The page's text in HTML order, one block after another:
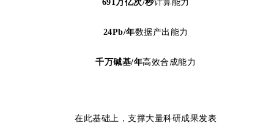
691万亿次/秒计算能力
24Pb/年数据产出能力
千万碱基/年高效合成能力
在此基础上，支撑大量科研成果发表